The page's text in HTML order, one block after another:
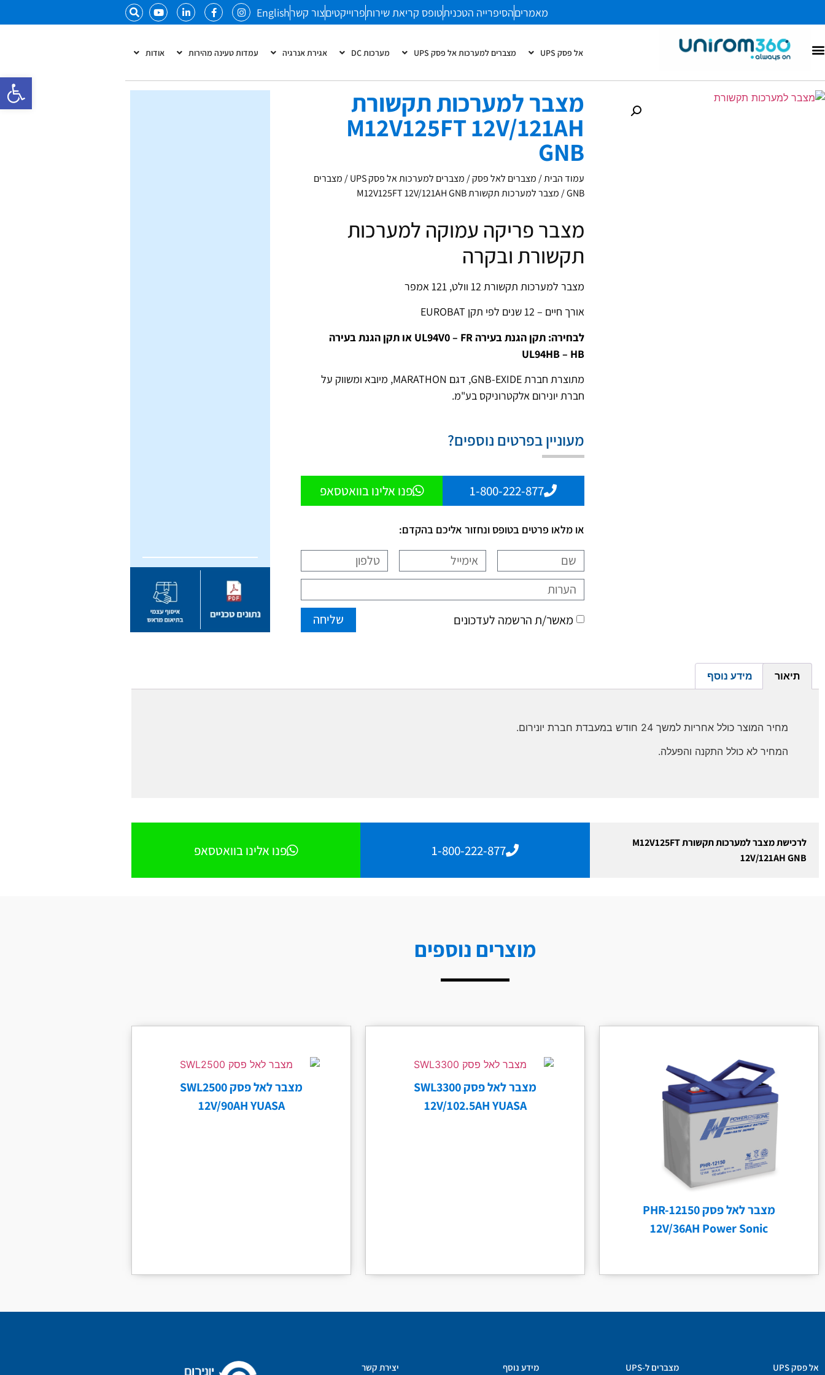
פתח
מאמריםהסיפרייה הטכניתטופס קריאת שירותפרוייקטיםצור קשרEnglish
אל פסק UPS מצברים למערכות אל פסק UPS מערכות DC אגירת אנרגיה עמדות טעינה מהירות אודות
מצבר למערכות תקשורת
M12V125FT 12V/121AH
GNB
עמוד הבית/ מצברים לאל פסק/ מצברים למערכות אל פסק UPS / מצברים
GNB/ מצבר למערכות תקשורת M12V125FT 12V/121AH GNB
מצבר פריקה עמוקה למערכות
תקשורת ובקרה
מצבר למערכות תקשורת 12 וולט, 121 אמפר
אורך חיים – 12 שנים לפי תקן EUROBAT
לבחירה: תקן הגנת בעירה
או תקן הגנת בעירה
UL94HB – HB
מתוצרת חברת GNB-EXIDE, דגם MARATHON, מיובא ומשווק על
חברת יונירום אלקטרוניקס בע"מ.
מעוניין בפרטים נוספים?
1-800-222-877 פנו אלינו בוואטסאפ
או מלאו פרטים בטופס ונחזור אליכם בהקדם:
מאשר/ת הרשמה לעדכונים שליחה
תיאור מידע נוסף
מחיר המוצר כולל אחריות למשך 24 חודש במעבדת חברת יונירום.
המחיר לא כולל התקנה והפעלה.
לרכישת מצבר למערכות תקשורת M12V125FT
12V/121AH GNB
1-800-222-877 פנו אלינו בוואטסאפ
מוצרים נוספים
מצבר לאל פסק PHR-12150
12V/36AH Power Sonic
מצבר לאל פסק SWL3300
12V/102.5AH YUASA
מצבר לאל פסק SWL2500
12V/90AH YUASA
אל פסק UPS מצברים ל-UPS מידע נוסף יצירת קשר